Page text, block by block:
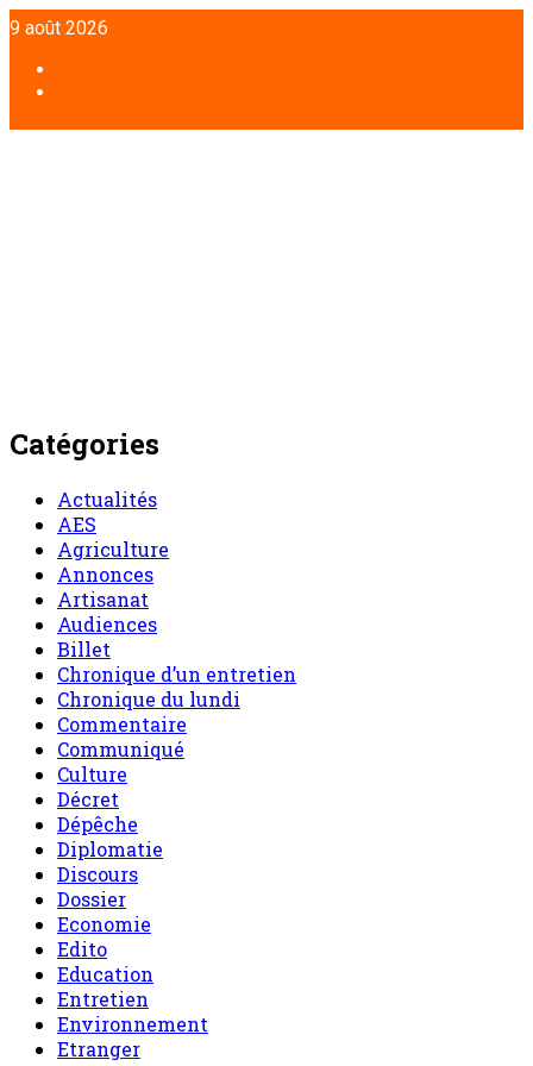
Aller
au
contenu
9 août 2026
Catégories
Actualités
AES
Agriculture
Annonces
Artisanat
Audiences
Billet
Chronique d’un entretien
Chronique du lundi
Commentaire
Communiqué
Culture
Décret
Dépêche
Diplomatie
Discours
Dossier
Economie
Edito
Education
Entretien
Environnement
Etranger